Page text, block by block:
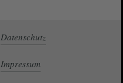
Datenschutz
Impressum